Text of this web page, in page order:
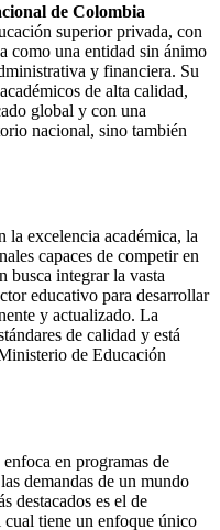
de Colombia
superior privada, con
como una entidad sin ánimo
y financiera. Su
de alta calidad,
global y con una
nacional, sino también
excelencia académica, la
capaces de competir en
busca integrar la vasta
educativo para desarrollar
y actualizado. La
de calidad y está
de Educación
en programas de
demandas de un mundo
destacados es el de
cual tiene un enfoque único